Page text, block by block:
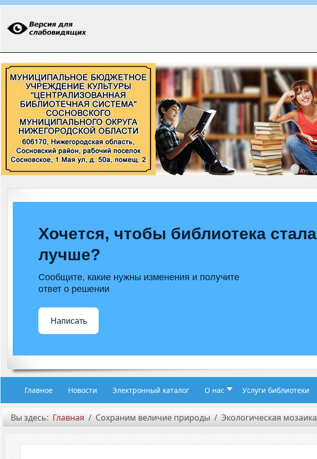
Хочется, чтобы библиотека стала
лучше?
Сообщите, какие нужны изменения и получите
ответ о решении
Написать
Главное Новости Электронный каталог О нас Услуги библиотеки
Вы здесь: Главная Сохраним величие природы Экологическая мозаика